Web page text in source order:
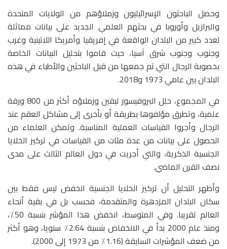
وحصل الباحثون الإسرائيليون وزملاؤهم من الولايات المتحدة
والبرازيل وأوروبا في بحثهم العلمي الجديد على بيانات مماثلة
لعدد كبير من البلدان الواقعة في إفريقيا وأمريكا اللاتينية وغرب
وجنوب وجنوب شرق آسيا، حيث قاموا بتحليل البيانات الخاصة
بخصوبة الرجال التي تم جمعها من قبل الباحثين والأطباء في هذه
البلدان بين عامي 1973 و2018.
في المجموع، حلل البروفيسور ليفين وزملاؤه أكثر من 800 ورقة
علمية، وتطرق مؤلفوها بطريقة أو بأخرى إلى مشاكل العقم عند
الرجال وأجروا القياسات العملية المناسبة. وتمكن العلماء من
الحصول على بيانات من عدة مئات من القياسات في تركيز الخلايا
الجنسية الذكرية، والتي أجريت في دول العالم الثالث على مدى
نصف القرن الماضي.
وأظهر التحليل أن تركيز الخلايا الجنسية انخفض ليس فقط بين
سكان البلدان المزدهرة والمتقدمة، فحسب بل في بقية أنحاء
العالم تقريبا. وفي المتوسط​​، انخفض هذا المؤشر بنسبة 50٪،
ومنذ عام 2000 بدأ في الانخفاض بنسبة 2.64٪ سنويا، وهو أكثر
من ضعف المؤشرات السابقة (1.16٪ من 1973 إلى 2000).